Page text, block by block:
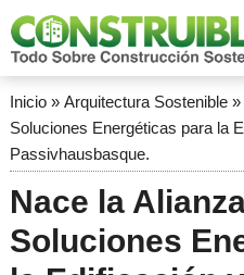
Inicio» Arquitectura Sostenible»
Soluciones Energéticas para la
Passivhausbasque.
Nace la
Soluciones